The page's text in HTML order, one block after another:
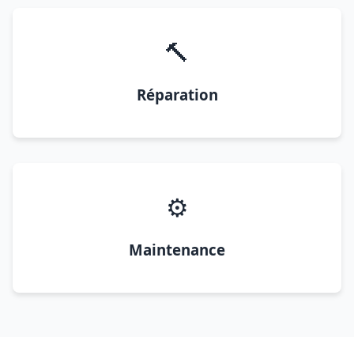
🔨
Réparation
⚙️
Maintenance